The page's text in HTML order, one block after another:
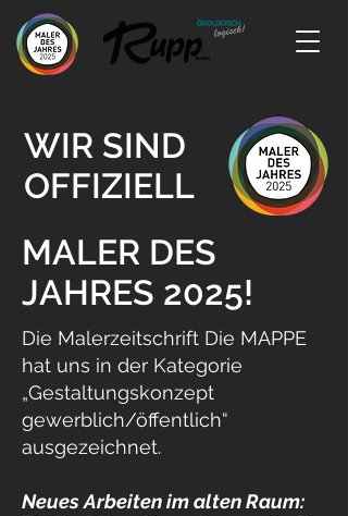
WIR SIND
OFFIZIELL
MALER DES
JAHRES 2025!
Die Malerzeitschrift Die MAPPE
hat uns in der Kategorie
„Gestaltungskonzept
gewerblich/öffentlich“
ausgezeichnet.
Neues Arbeiten im alten Raum: